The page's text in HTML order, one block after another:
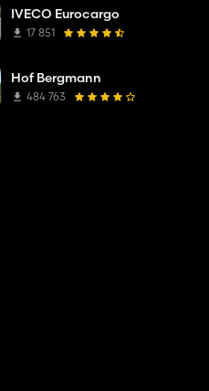
IVECO Eurocargo
17 851
Hof Bergmann
484 763